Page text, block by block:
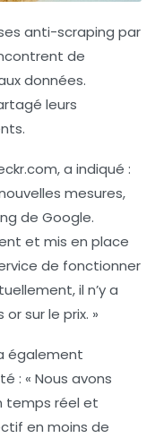
anti-scraping par
de
données.
leurs
a indiqué :
mesures,
de Google.
et mis en place
de fonctionner
il n’y a
sur le prix. »
également
: « Nous avons
temps réel et
en moins de